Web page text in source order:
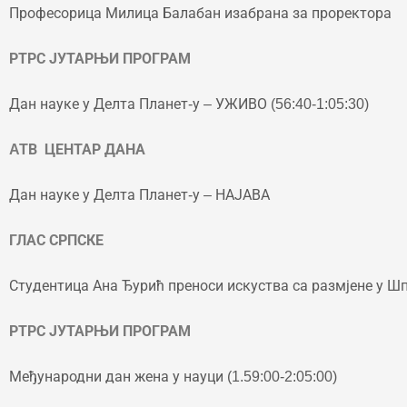
Професорица Милица Балабан изабрана за проректора
РТРС ЈУТАРЊИ ПРОГРАМ
Дан науке у Делта Планет-у – УЖИВО (56:40-1:05:30)
ATВ ЦЕНТАР ДАНА
Дан науке у Делта Планет-у – НАЈАВА
ГЛАС СРПСКЕ
Студентица Ана Ђурић преноси искуства са размјене у
РТРС ЈУТАРЊИ ПРОГРАМ
Међународни дан жена у науци (1.59:00-2:05:00)